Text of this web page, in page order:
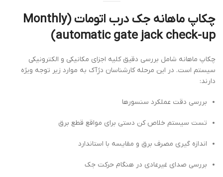
چکاپ ماهانه جک درب اتومات (Monthly
automatic gate jack check-up)
چکاپ ماهانه شامل بررسی دقیق کلیه اجزای مکانیکی و الکترونیکی
سیستم است. در این مرحله کارشناسان دژآک به موارد زیر توجه ویژه
دارند:
بررسی دقت عملکرد سنسورها
تست سیستم خلاص کن دستی برای مواقع قطع برق
اندازه گیری مصرف برق و مقایسه با استاندارد
بررسی صدای غیرعادی در هنگام حرکت جک